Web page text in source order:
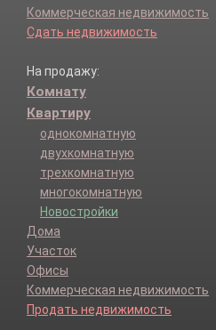
Коммерческая недвижимость
Сдать недвижимость
На продажу:
Комнату
Квартиру
однокомнатную
двухкомнатную
трехкомнатную
многокомнатную
Новостройки
Дома
Участок
Офисы
Коммерческая недвижимость
Продать недвижимость